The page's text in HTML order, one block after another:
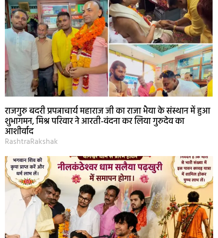
राजगुरु बदरी प्रपन्नाचार्य महाराज जी का राजा भैया के संस्थान में हुआ
शुभागमन, मिश्र परिवार ने आरती-वंदना कर लिया गुरुदेव का
आशीर्वाद
RashtraRakshak